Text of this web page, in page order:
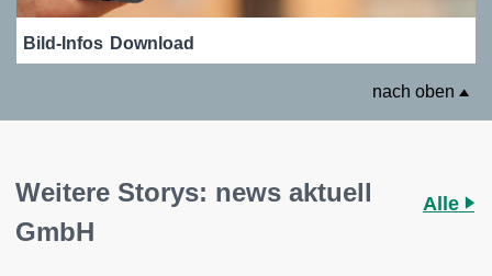
Bild-Infos Download
nach oben
Weitere Storys: news aktuell
GmbH
Alle